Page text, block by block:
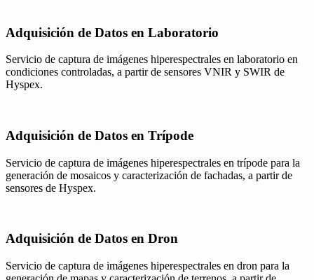
Adquisición de Datos en Laboratorio
Servicio de captura de imágenes hiperespectrales en laboratorio en
condiciones controladas, a partir de sensores VNIR y SWIR de
Hyspex.
Adquisición de Datos en Trípode
Servicio de captura de imágenes hiperespectrales en trípode para la
generación de mosaicos y caracterización de fachadas, a partir de
sensores de Hyspex.
Adquisición de Datos en Dron
Servicio de captura de imágenes hiperespectrales en dron para la